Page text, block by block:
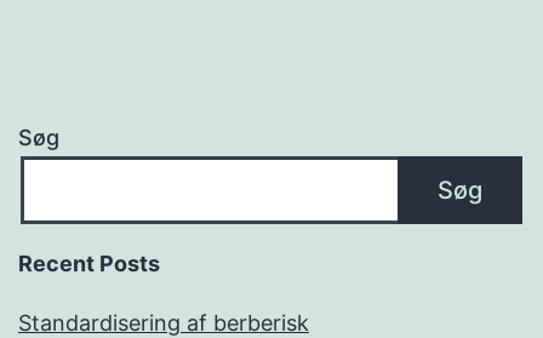
Søg
Søg
Recent Posts
Standardisering af berberisk